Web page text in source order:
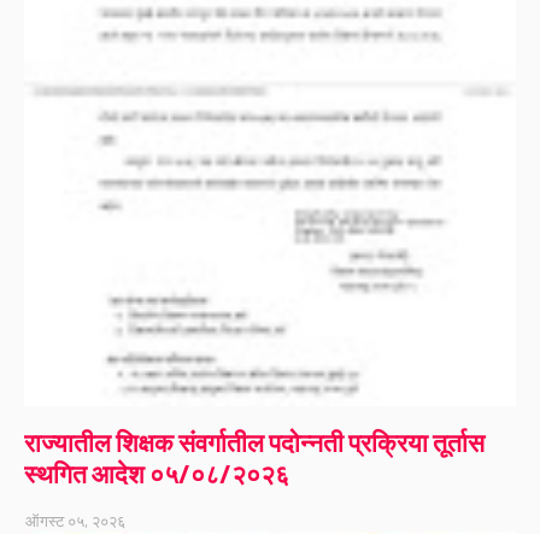
राज्यातील शिक्षक संवर्गातील पदोन्नती प्रक्रिया तूर्तास
स्थगित आदेश ०५/०८/२०२६
ऑगस्ट ०५, २०२६